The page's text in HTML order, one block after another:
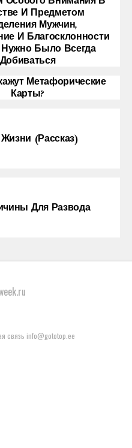
И Предметом
Мужчин,
И Благосклонности
Было Всегда
Добиваться
Метафорические
Карты?
(рассказ)
Для Развода
связь info@gototop.ee